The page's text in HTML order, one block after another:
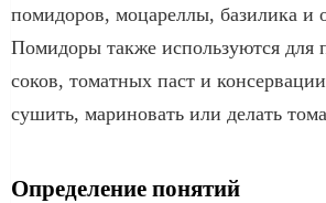
помидоров, моцареллы, базилика и
Помидоры также используются для
соков, томатных паст и
сушить, мариновать или делать
Определение понятий